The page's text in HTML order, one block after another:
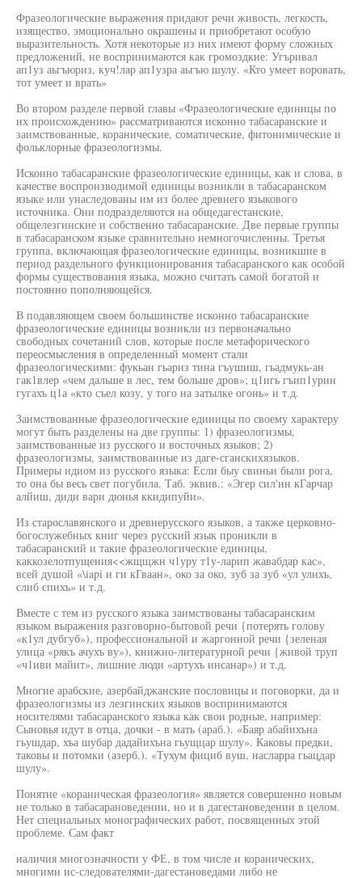
Фразеологические выражения придают речи живость, легкость,
изящество, эмоционально окрашены и приобретают особую
выразительность. Хотя некоторые из них имеют форму сложных
предложений, не воспринимаются как громоздкие: Угъривал
ап1уз аьгъюриз, куч!лар ап1узра аьгъю шулу. «Кто умеет воровать,
тот умеет и врать»
Во втором разделе первой главы «Фразеологические единицы по
их происхождению» рассматриваются исконно табасаранские и
заимствованные, коранические, соматические, фитонимические и
фольклорные фразеологизмы.
Исконно табасаранские фразеологические единицы, как и слова, в
качестве воспроизводимой единицы возникли в табасаранском
языке или унаследованы им из более древнего языкового
источника. Они подразделяются на общедагестанские,
общелезгинские и собственно табасаранские. Две первые группы
в табасаранском языке сравнительно немногочисленны. Третья
группа, включающая фразеологические единицы, возникшие в
период раздельного функционирования табасаранского как особой
формы существования языка, можно считать самой богатой и
постоянно пополняющейся.
В подавляющем своем большинстве исконно табасаранские
фразеологические единицы возникли из первоначально
свободных сочетаний слов, которые после метафорического
переосмысления в определенный момент стали
фразеологическими: фукьан гьариз тина гъушиш, гьадмукь-ан
гак1влер «чем дальше в лес, тем больше дров»; ц1игь гъип1урин
гугахъ ц1а «кто съел козу, у того на затылке огонь» и т.д.
Заимствованные фразеологические единицы по своему характеру
могут быть разделены на две группы: 1) фразеологизмы,
заимствованные из русского и восточных языков; 2)
фразеологизмы, заимствованные из даге-сганскихязыков.
Примеры идиом из русского языка: Если быу свиньи были рога,
то она бы весь свет погубила. Таб. эквив.: «Эгер сил'ин кГарчар
алйиш, диди вари дюнья ккидипуйи».
Из старославянского и древнерусского языков, а также церковно-
богослужебных книг через русский язык проникли в
табасаранский и такие фразеологические единицы,
каккозелотпущения<<жщщжн ч1уру т1у-ларип жавабдар кас»,
всей душой «\iapi и ги кГваан», око за око, зуб за зуб «ул улихъ,
слиб спихъ» и т.д.
Вместе с тем из русского языка заимствованы табасаранским
языком выражения разговорно-бытовой речи {потерять голову
«к1ул дубгуб»), профессиональной и жаргонной речи {зеленая
улица «рякъ ачухъ ву»), книжно-литературной речи {живой труп
«ч1иви майит», лишние люди «артухъ инсанар») и т.д.
Многие арабские, азербайджанские пословицы и поговорки, да и
фразеологизмы из лезгинских языков воспринимаются
носителями табасаранского языка как свои родные, например:
Сыновья идут в отца, дочки - в мать (араб.). «Баяр абайихъна
гьушдар, хъа шубар дадайихъна гьущцар шулу». Каковы предки,
таковы и потомки (азерб.). «Тухум фициб вуш, насларра гьацдар
шулу».
Понятие «кораническая фразеология» является совершенно новым
не только в табасарановедении, но и в дагестановедении в целом.
Нет специальных монографических работ, посвященных этой
проблеме. Сам факт
наличия многозначности у ФЕ, в том числе и коранических,
многими ис-следователями-дагестановедами либо не